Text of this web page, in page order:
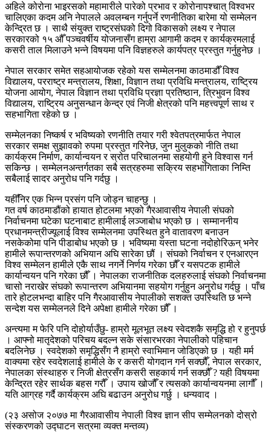
अहिले कोरोना भाइरसको महामारीले पारेको प्रभाव र कोरोनापश्चात् विश्वभर
चालिएका कदम अनि नेपालले अवलम्बन गर्नुपर्ने रणनीतिका बारेमा यो सम्मेलन
केन्द्रित छ । साथै संयुक्त राष्ट्रसंघको दिगो विकासको लक्ष्य र नेपाल
सरकारको १५ औँ पञ्चवर्षीय योजनासँग हाम्रा आगामी कदम र कार्यक्रमलाई
कसरी ताल मिलाउने भन्ने विषयमा पनि विज्ञहरुले कार्यपत्र प्रस्तुत गर्नुहुनेछ ।
नेपाल सरकार समेत सहआयोजक रहेको यस सम्मेलनमा काठमाडौँ विश्व
विद्यालय, परराष्ट्र मन्त्रालय, शिक्षा, विज्ञान तथा प्रविधि मन्त्रालय, राष्ट्रिय
योजना आयोग, नेपाल विज्ञान तथा प्रविधि प्रज्ञा प्रतिष्ठान, त्रिभुवन विश्व
विद्यालय, राष्ट्रिय अनुसन्धान केन्द्र एवं निजी क्षेत्रको पनि महत्त्वपूर्ण साथ र
सहभागिता रहेको छ ।
सम्मेलनका निष्कर्ष र भविष्यको रणनीति तयार गरी श्वेतपत्रमार्फत नेपाल
सरकार समक्ष सुझावको रुपमा प्रस्तुत गरिनेछ, जुन मुलुकको नीति तथा
कार्यक्रम निर्माण, कार्यान्वयन र स्रोत परिचालनमा सहयोगी हुने विश्वास गर्न
सकिन्छ । सम्मेलनअन्तर्गतका सबै सत्रहरुमा सक्रिय सहभागिताका निम्ति
सबैलाई सादर अनुरोध पनि गर्दछु ।
यहीँनिर एक भिन्न प्रसंग पनि जोड्न चाहन्छु ।
गत वर्ष काठमाडौंको हायात होटलमा भएको गैरआवासीय नेपाली संघको
निर्वाचनमा घटेका घटनाबाट हामीलाई लञ्जाबोध भएको छ । सम्माननीय
प्रधानमन्त्रीज्यूलाई विश्व सम्मेलनमा उपस्थित हुने वातावरण बनाउन
नसकेकोमा पनि पीडाबोध भएको छ । भविष्यमा यस्ता घटना नदोहोरिऊन् भनेर
हामीले रूपान्तरणको अभियान अघि सारेका छौं । संघको निर्वाचन र एनआरएन
विश्व सम्मेलन हामीले एकै साथ नगर्ने निर्णय गरेका छौँ र यसपटक हामीले
कार्यान्वयन पनि गरेका छौँ । नेपालका राजनीतिक दलहरुलाई संघको निर्वाचनमा
चासो नराखेर संघको रूपान्तरण अभियानमा सहयोग गर्नुहुन अनुरोध गर्दछु । पाँच
तारे होटलभन्दा बाहिर पनि गैरआवासीय नेपालीको सशक्त उपस्थिति छ भन्ने
सन्देश यस सम्मेलनले दिने अपेक्षा हामीले गरेका छौँ ।
अन्त्यमा म फेरि पनि दोहोर्याउँछु- हाम्रो मूलभूत लक्ष्य स्वेदशकै समृद्धि हो र हुनुपर्छ
। आफ्नो मातृदेशको परिचय बदल्न सके संसारभरका नेपालीको पहिचान
बदलिनेछ । स्वदेशको समृद्धिसँग नै हाम्रो स्वाभिमान जोडिएको छ । यही मर्म
वाक्यमा रहेर स्वदेशलाई हामीले के र कसरी योगदान गर्न सक्छौँ, नेपाल सरकार,
नेपालका संस्थाहरु र निजी क्षेत्रसँग कसरी सहकार्य गर्न सक्छौँ ? यही विषयमा
केन्द्रित रहेर सार्थक बहस गरौँ । उपाय खोजौँ र त्यसको कार्यान्वयनमा लागौँ ।
यति आग्रह गर्दै कार्यक्रम अघि बढाउन अनुरोध गर्छु । धन्यवाद ।
(२३ असोज २०७७ मा गैरआवासीय नेपाली विश्व ज्ञान सीप सम्मेलनको दोस्रो
संस्करणको उद्घाटन सत्रमा व्यक्त मन्तव्य)